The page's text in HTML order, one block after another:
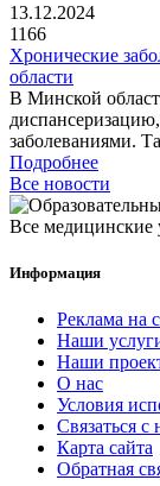
13.12.2024
1166
Хронические
области
В Минской
заболеваниями.
Подробнее
Все новости
Все медицинские
Информация
Реклама на
Наши
Наши
О нас
Условия
Связаться с
Карта сайта
Обратная